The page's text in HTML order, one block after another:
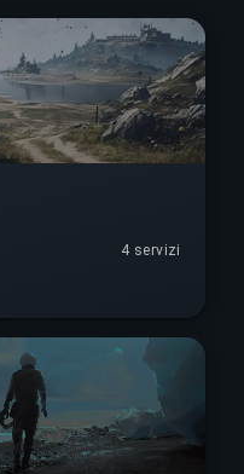
4 servizi